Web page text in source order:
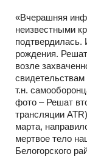
«Вчерашняя
неизвестными
подтвердилась.
рождения.
возле
т.н.
фото – Решат
трансляции
марта,
мертвое тело
Белогорского